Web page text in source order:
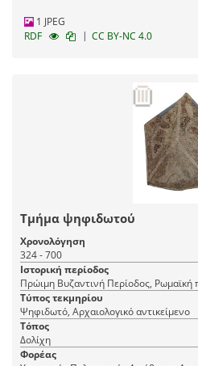
1 JPEG
RDF
| CC BY-NC 4.0
Τμήμα ψηφιδωτού
Χρονολόγηση
324 - 700
Ιστορική περίοδος
Πρώιμη Βυζαντινή Περίοδος, Ρωμαϊκή
Τύπος τεκμηρίου
Ψηφιδωτό, Αρχαιολογικό αντικείμενο
Τόπος
Δολίχη
Φορέας